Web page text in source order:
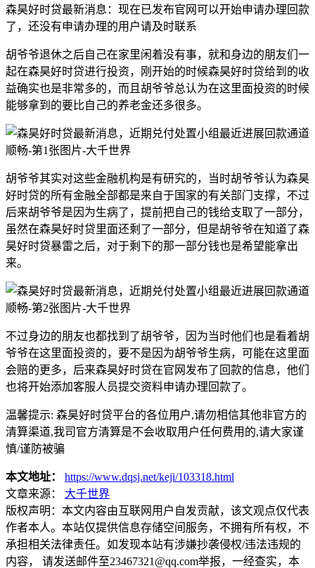
森昊好时贷最新消息：现在已发布官网可以开始申请办理回款
了，还没有申请办理的用户请及时联系
胡爷爷退休之后自己在家里闲着没有事，就和身边的朋友们一
起在森昊好时贷进行投资，刚开始的时候森昊好时贷给到的收
益确实也是非常多的，而且胡爷爷总认为在这里面投资的时候
能够拿到的要比自己的养老金还多很多。
胡爷爷其实对这些金融机构是有研究的，当时胡爷爷认为森昊
好时贷的所有金融全部都是来自于国家的有关部门支撑，不过
后来胡爷爷是因为生病了，提前把自己的钱给支取了一部分，
虽然在森昊好时贷里面还剩了一部分，但是胡爷爷在知道了森
昊好时贷暴雷之后，对于剩下的那一部分钱也是希望能拿出
来。
不过身边的朋友也都找到了胡爷爷，因为当时他们也是看着胡
爷爷在这里面投资的，要不是因为胡爷爷生病，可能在这里面
会赔的更多，后来森昊好时贷在官网发布了回款的信息，他们
也将开始添加客服人员提交资料申请办理回款了。
温馨提示: 森昊好时贷平台的各位用户,请勿相信其他非官方的
清算渠道,我司官方清算是不会收取用户任何费用的,请大家谨
慎/谨防被骗
本文地址：
https://www.dqsj.net/keji/103318.html
文章来源：
大千世界
版权声明： 本文内容由互联网用户自发贡献，该文观点仅代表
作者本人。本站仅提供信息存储空间服务，不拥有所有权，不
承担相关法律责任。如发现本站有涉嫌抄袭侵权/违法违规的
内容， 请发送邮件至23467321@qq.com举报，一经查实，本